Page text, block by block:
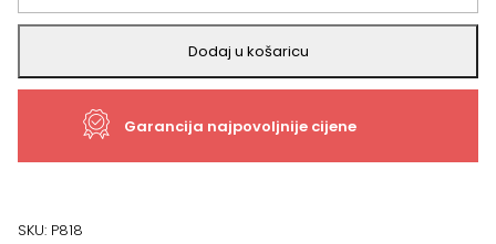
naljepnica
Prestigo
Dodaj u košaricu
Garancija najpovoljnije cijene
SKU: P818